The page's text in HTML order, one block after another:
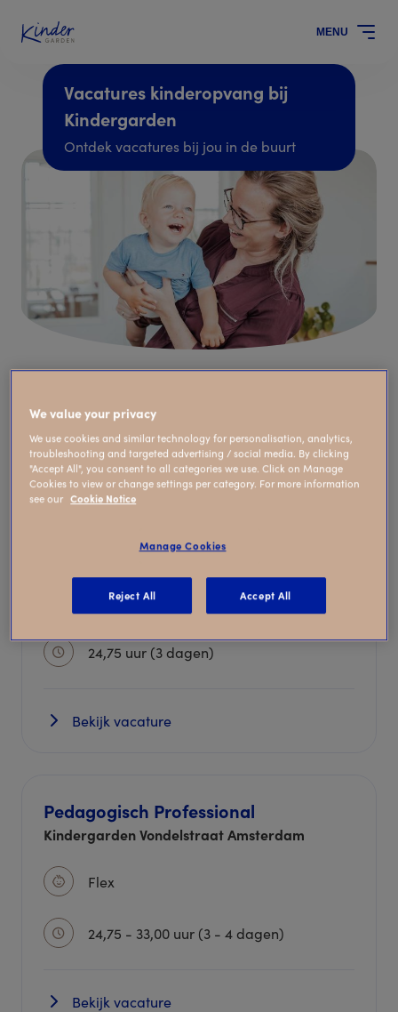
MENU
Vacatures kinderopvang bij
Kindergarden
Ontdek vacatures bij jou in de buurt
Lijst Kaart
Kindergarden Floriande Hoofddorp
Babygroep
24,75 uur (3 dagen)
Bekijk vacature
Pedagogisch Professional
Kindergarden Vondelstraat Amsterdam
Flex
24,75 - 33,00 uur (3 - 4 dagen)
Bekijk vacature
We value your privacy
We use cookies and similar technology for personalisation, analytics,
troubleshooting and targeted advertising / social media. By clicking
"Accept All", you consent to all categories we use. Click on Manage
Cookies to view or change settings per category. For more information
see our Cookie Notice
Manage Cookies
Reject All Accept All